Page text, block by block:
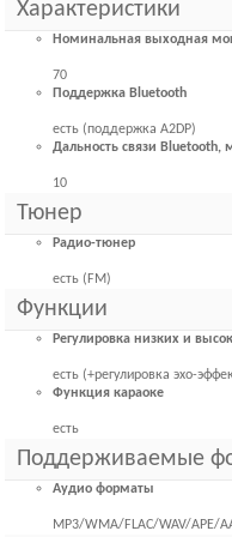
Характеристики
Номинальная выходная
70
Поддержка Bluetooth
есть (поддержка A2DP)
Дальность связи Bluetooth,
10
Тюнер
Радио-тюнер
есть (FM)
Функции
Регулировка низких и
есть (+регулировка эхо-
Функция караоке
есть
Поддерживаемые
Аудио форматы
MP3/WMA/FLAC/WAV/APE/